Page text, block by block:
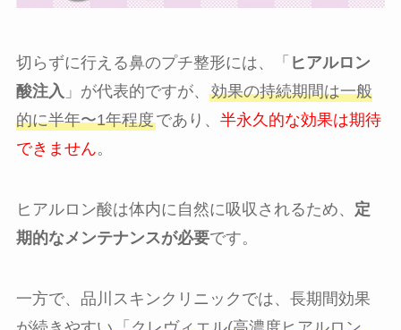
切らずに行える鼻のプチ整形には、「 ヒアルロン
酸注入 」が代表的ですが、 効果の持続期間は一般
的に半年〜1年程度であり、 半永久的な効果は期待
できません。
ヒアルロン酸は体内に自然に吸収されるため、 定
期的なメンテナンスが必要です。
一方で、品川スキンクリニックでは、長期間効果